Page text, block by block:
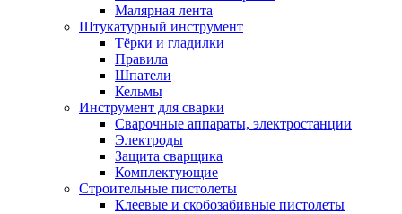
Малярная лента
Штукатурный инструмент
Тёрки и гладилки
Правила
Шпатели
Кельмы
Инструмент для сварки
Сварочные аппараты, электростанции
Электроды
Защита сварщика
Комплектующие
Строительные пистолеты
Клеевые и скобозабивные пистолеты